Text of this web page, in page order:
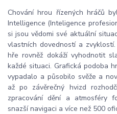
Chování hrou řízených hráčů
Intelligence (Inteligence
si jsou vědomi své aktuální
vlastních dovedností a
hře rovněž dokáží vyhodnotit
každé situaci. Grafická podoba
vypadalo a působilo svěže a
až po závěrečný hvizd
zpracování dění a atmosféry
snazší navigaci a více než 500